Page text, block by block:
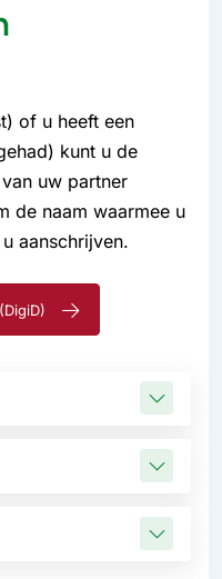
of u heeft een
kunt u de
uw partner
de naam waarmee u
aanschrijven.